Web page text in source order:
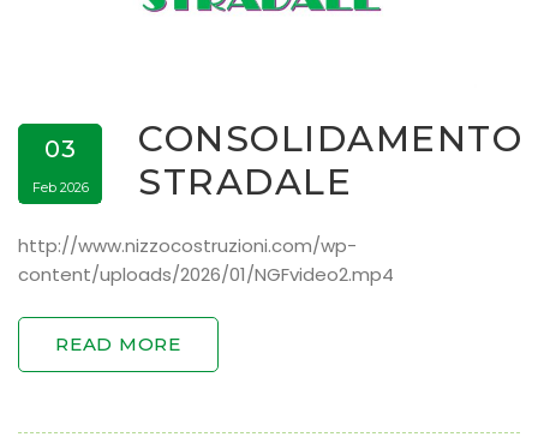
03
Feb 2026
CONSOLIDAMENTO
STRADALE
http://www.nizzocostruzioni.com/wp-
content/uploads/2026/01/NGFvideo2.mp4
READ MORE